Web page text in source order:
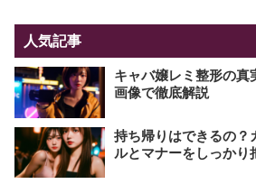
人気記事
キャバ嬢レミ整形の真
画像で徹底解説
持ち帰りはできるの？
ルとマナーをしっかり